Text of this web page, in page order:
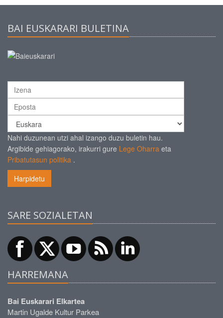
BAI EUSKARARI BULETINA
Nahi duzunean utzi ahal izango duzu buletin hau.
Argibide gehiagorako, irakurri gure Lege Oharra eta
Pribatutasun politika .
Harpidetu
SARE SOZIALETAN
HARREMANA
Bai Euskarari Elkartea
Martin Ugalde Kultur Parkea